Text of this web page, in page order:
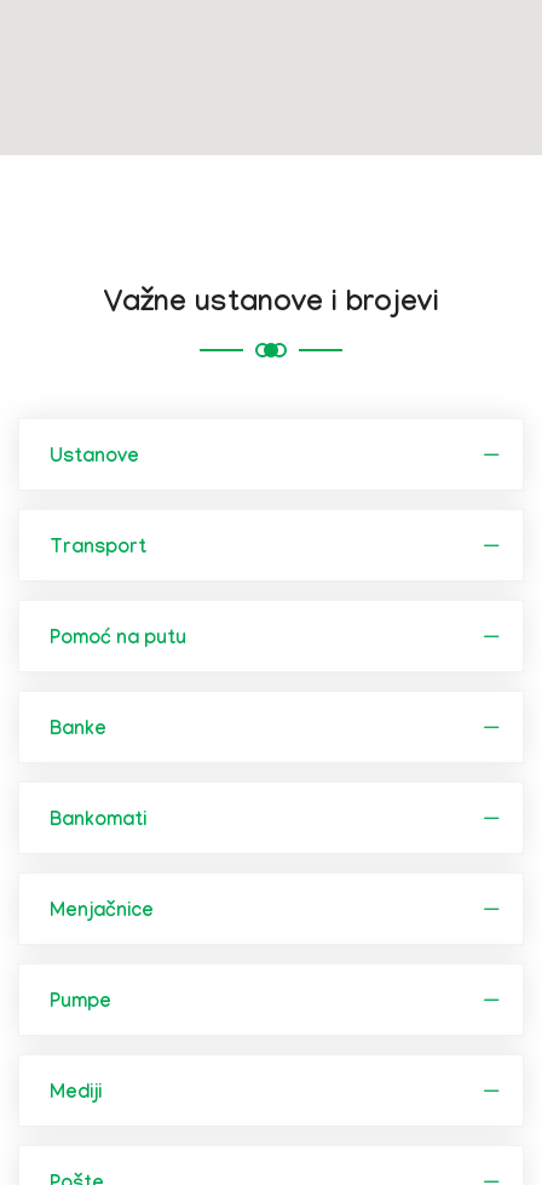
Važne ustanove i brojevi
Ustanove
Transport
Pomoć na putu
Banke
Bankomati
Menjačnice
Pumpe
Mediji